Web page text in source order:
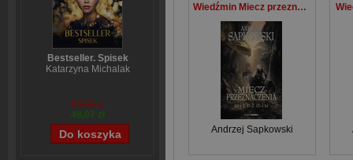
Bestseller. Spisek
Katarzyna Michalak
59,84 zł
48,07 zł
Wiedźmin Miecz przeznaczenia
Andrzej Sapkowski